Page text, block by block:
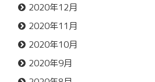
2020年12月
2020年11月
2020年10月
2020年9月